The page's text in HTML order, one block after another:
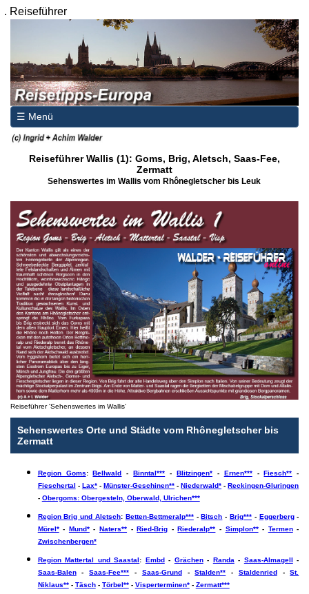
. Reiseführer
☰ Menü
Reiseführer Wallis (1): Goms, Brig, Aletsch, Saas-Fee,
Zermatt
Sehenswertes im Wallis vom Rhônegletscher bis Leuk
Reiseführer 'Sehenswertes im Wallis'
Sehenswertes Orte und Städte vom Rhônegletscher bis
Zermatt
Region Goms:Bellwald -Binntal*** - Blitzingen*- Ernen***-Fiesch** -
Fieschertal - Lax*- Münster-Geschinen** -Niederwald* -Reckingen-Gluringen
- Obergoms: Obergesteln, Oberwald, Ulrichen***
Region Brig und Aletsch: Betten-Bettmeralp***-Bitsch - Brig***- Eggerberg-
Mörel*- Mund*-Naters** -Ried-Brig -Riederalp** - Simplon**- Termen-
Zwischenbergen*
Region Mattertal und Saastal: Embd- Grächen- Randa - Saas-Almagell -
Saas-Balen-Saas-Fee*** - Saas-Grund-Stalden** - Staldenried-St.
Niklaus**- Täsch- Törbel**- Visperterminen*- Zermatt***